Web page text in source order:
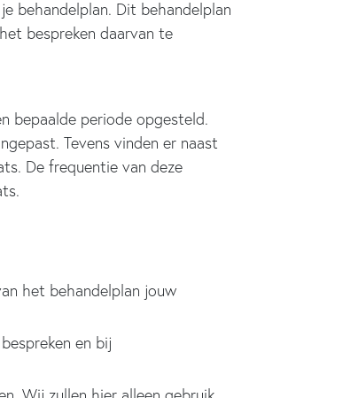
behandelplan. Dit behandelplan
bespreken daarvan te
bepaalde periode opgesteld.
Tevens vinden er naast
De frequentie van deze
het behandelplan jouw
en bij